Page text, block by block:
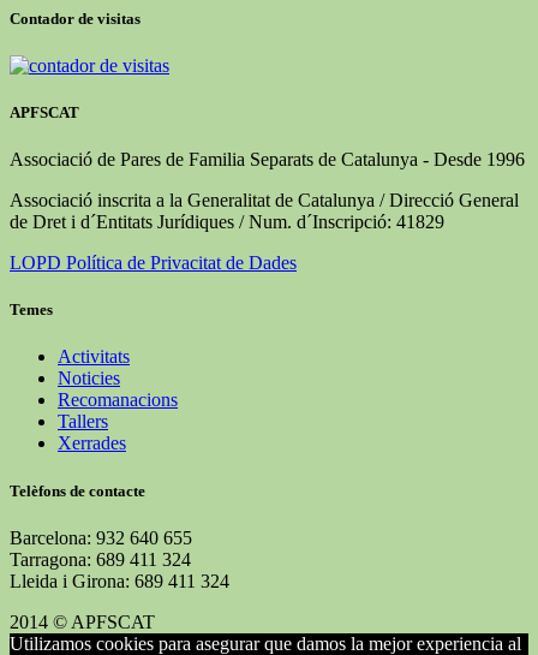
publicacions
Contador de visitas
APFSCAT
Associació de Pares de Familia Separats de Catalunya - Desde 1996
Associació inscrita a la Generalitat de Catalunya / Direcció General
de Dret i d´Entitats Jurídiques / Num. d´Inscripció: 41829
LOPD Política de Privacitat de Dades
Temes
Activitats
Noticies
Recomanacions
Tallers
Xerrades
Telèfons de contacte
Barcelona: 932 640 655
Tarragona: 689 411 324
Lleida i Girona: 689 411 324
2014 © APFSCAT
Utilizamos cookies para asegurar que damos la mejor experiencia al